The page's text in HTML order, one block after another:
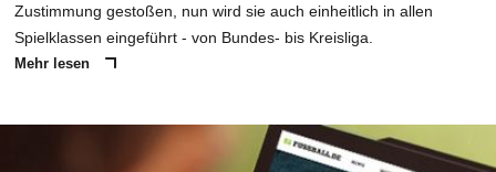
Zustimmung gestoßen, nun wird sie auch einheitlich in allen
Spielklassen eingeführt - von Bundes- bis Kreisliga.
Mehr lesen